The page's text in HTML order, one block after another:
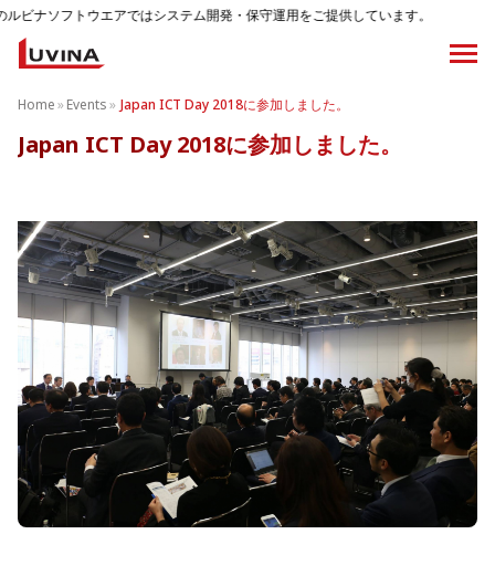
ウエアではシステム開発・保守運用をご提供しています。
Home»Events» Japan ICT Day 2018に参加しました。
Japan ICT Day 2018に参加しました。